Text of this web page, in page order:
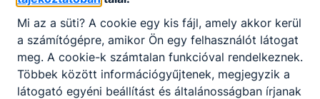
lévők adatait.
3. A közfeladatot ellátó szerv
által - alaptevékenysége
keretében - gyűjtött és
feldolgozott adatokhoz való
Soproni
szabályzat
Mi az a süti? A cookie egy kis fájl, amely akkor kerül
a számítógépre, amikor Ön egy felhasználót látogat
meg. A cookie-k számtalan funkcióval rendelkeznek.
Többek között információgyűjtenek, megjegyzik a
látogató egyéni beállítást és általánosságban írjanak